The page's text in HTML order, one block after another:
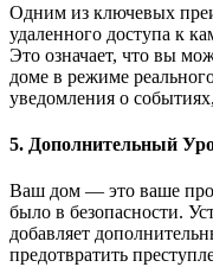
Одним из ключевых
удаленного доступа к
Это означает, что вы
доме в режиме
уведомления о
5. Дополнительный
Ваш дом — это ваше
было в безопасности.
добавляет
предотвратить